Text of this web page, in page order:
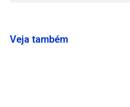
Veja também